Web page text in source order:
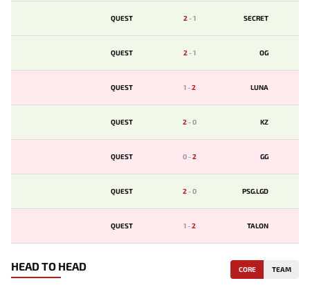
QUEST 2-1 SECRET
QUEST 2-1 OG
QUEST 1-2 LUNA
QUEST 2-0 KZ
QUEST 0-2 GG
QUEST 2-0 PSG.LGD
QUEST 1-2 TALON
HEAD TO HEAD CORE TEAM